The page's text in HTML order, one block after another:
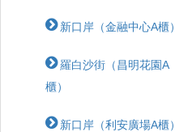
新口岸（金融中心A櫃）
羅白沙街（昌明花園A
櫃）
新口岸（利安廣場A櫃）